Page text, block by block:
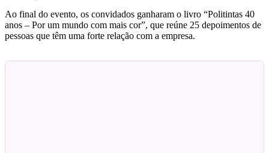
Ao final do evento, os convidados ganharam o livro “Politintas 40
anos – Por um mundo com mais cor”, que reúne 25 depoimentos de
pessoas que têm uma forte relação com a empresa.